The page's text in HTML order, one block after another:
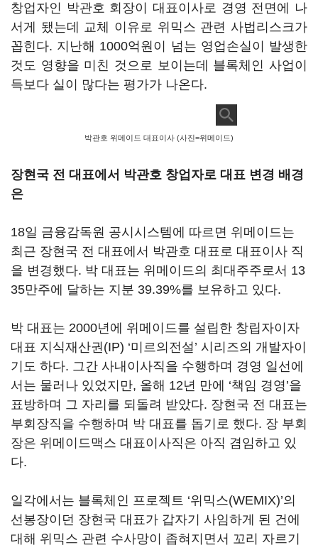
창업자인 박관호 회장이 대표이사로 경영 전면에 나
서게 됐는데 교체 이유로 위믹스 관련 사법리스크가
꼽힌다. 지난해 1000억원이 넘는 영업손실이 발생한
것도 영향을 미친 것으로 보이는데 블록체인 사업이
득보다 실이 많다는 평가가 나온다.
박관호 위메이드 대표이사 (사진=위메이드)
장현국 전 대표에서 박관호 창업자로 대표 변경 배경
은
18일 금융감독원 공시시스템에 따르면 위메이드는
최근 장현국 전 대표에서 박관호 대표로 대표이사 직
을 변경했다. 박 대표는 위메이드의 최대주주로서 13
35만주에 달하는 지분 39.39%를 보유하고 있다.
박 대표는 2000년에 위메이드를 설립한 창립자이자
대표 지식재산권(IP) ‘미르의전설’ 시리즈의 개발자이
기도 하다. 그간 사내이사직을 수행하며 경영 일선에
서는 물러나 있었지만, 올해 12년 만에 ‘책임 경영’을
표방하며 그 자리를 되돌려 받았다. 장현국 전 대표는
부회장직을 수행하며 박 대표를 돕기로 했다. 장 부회
장은 위메이드맥스 대표이사직은 아직 겸임하고 있
다.
일각에서는 블록체인 프로젝트 ‘위믹스(WEMIX)’의
선봉장이던 장현국 대표가 갑자기 사임하게 된 건에
대해 위믹스 관련 수사망이 좁혀지면서 꼬리 자르기